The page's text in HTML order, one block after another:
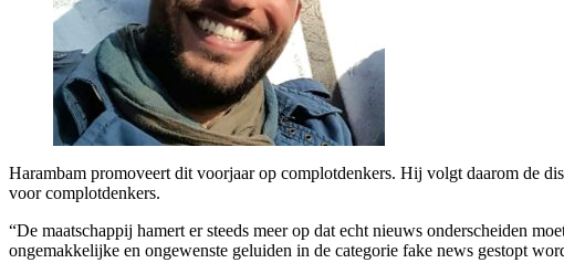
Harambam promoveert dit voorjaar op complotdenkers. Hij volgt daarom de
voor complotdenkers.
“De maatschappij hamert er steeds meer op dat echt nieuws onderscheiden
ongemakkelijke en ongewenste geluiden in de categorie fake news gestopt